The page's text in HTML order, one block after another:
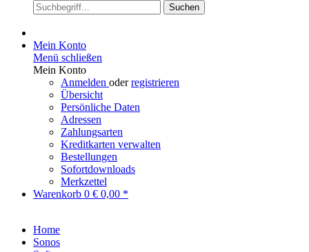
Suchen
Mein Konto
Menü schließen
Mein Konto
Anmelden oderregistrieren
Übersicht
Persönliche Daten
Adressen
Zahlungsarten
Kreditkarten verwalten
Bestellungen
Sofortdownloads
Merkzettel
Warenkorb 0 € 0,00 *
Home
Sonos